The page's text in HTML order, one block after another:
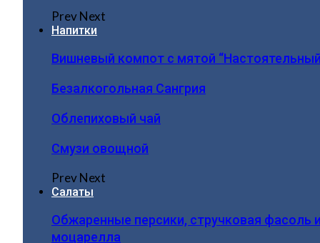
PrevNext
Напитки
Вишневый компот с мятой
Безалкогольная Сангрия
Облепиховый чай
Смузи овощной
PrevNext
Салаты
Обжаренные персики, стручковая фасоль
моцарелла